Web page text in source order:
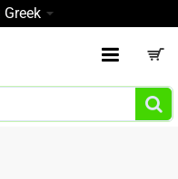
Greek